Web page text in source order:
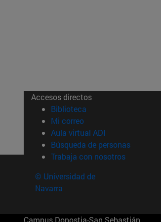
Accesos directos
Biblioteca (abre en nueva
Mi correo(abre en nueva
Aula virtual ADI (abre en
Búsqueda de personas(abre en
Trabaja con nosotros(abre en
© Universidad de
Navarra
Campus Donostia-San Sebastián